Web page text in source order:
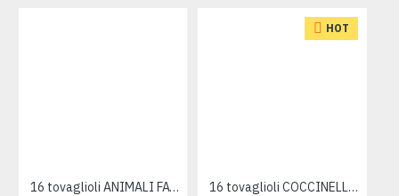
16 tovaglioli ANIMALI FATTORIA 33cm
HOT
16 tovaglioli COCCINELLE 33cm